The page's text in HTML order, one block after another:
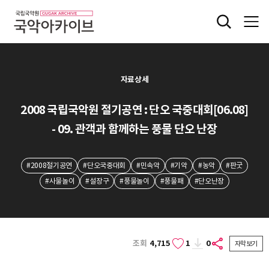
자료상세
2008 국립국악원 절기공연 : 단오 국중대회[06.08]
- 09. 관객과 함께하는 풍물 단오 난장
#2008절기공연 #단오국중대회 #민속악 #기악 #농악
#판굿
#사물놀이
#설장구 #풍물놀이 #풍물패 #단오난장
조회 4,715 1 0 자막보기